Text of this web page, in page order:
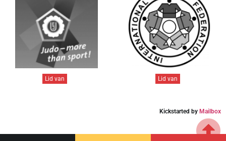
Lid van Lid van
Kickstarted by Mailbox